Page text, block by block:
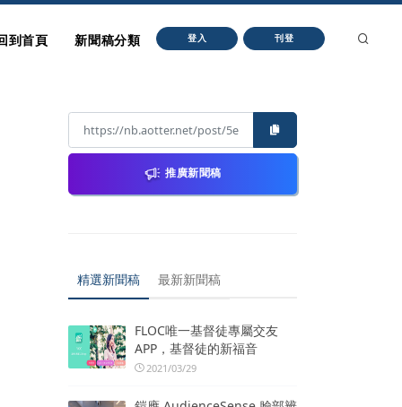
到首頁 新聞稿分類 登入 刊登
推廣新聞稿
精選新聞稿 最新新聞稿
FLOC唯一基督徒專屬交友
APP，基督徒的新福音
2021/03/29